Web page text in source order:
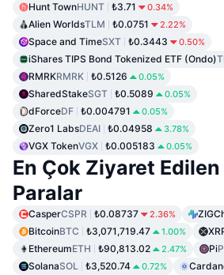
Hunt TownHUNT ₺3.71 0.34%
Alien WorldsTLM ₺0.0751 2.22%
Space and TimeSXT ₺0.3443 0.50%
iShares TIPS Bond Tokenized ETF (Ondo)
RMRKRMRK ₺0.5126 0.05%
SharedStakeSGT ₺0.5089 0.05%
dForceDF ₺0.004791 0.05%
Zero1 LabsDEAI ₺0.04958 3.78%
VGX TokenVGX ₺0.005183 0.05%
En Çok Ziyaret
Paralar
CasperCSPR ₺0.08737 2.36%
BitcoinBTC ₺3,071,719.47 1.00%
EthereumETH ₺90,813.02 2.47% Pi
SolanaSOL ₺3,520.74 0.72%